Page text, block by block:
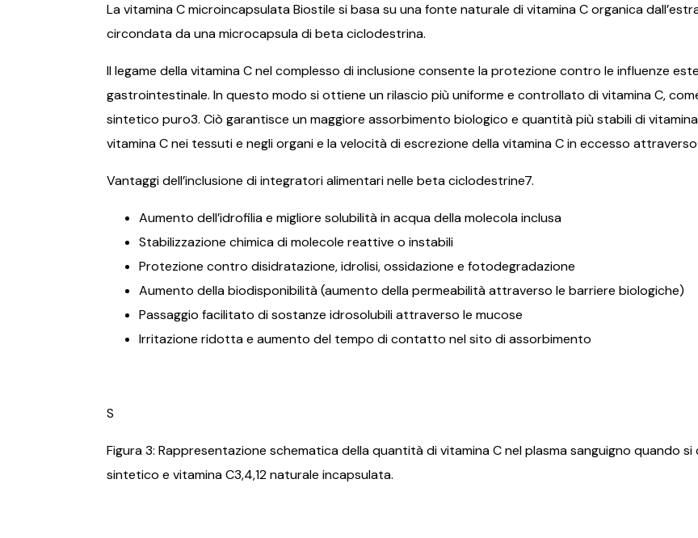
La vitamina C microincapsulata Biostile si basa su una fonte naturale di vitamina C organica
circondata da una microcapsula di beta ciclodestrina.
Il legame della vitamina C nel complesso di inclusione consente la protezione contro le influenze
gastrointestinale. In questo modo si ottiene un rilascio più uniforme e controllato di vitamina C,
sintetico puro3. Ciò garantisce un maggiore assorbimento biologico e quantità più stabili di
vitamina C nei tessuti e negli organi e la velocità di escrezione della vitamina C in eccesso
Vantaggi dell’inclusione di integratori alimentari nelle beta ciclodestrine7.
Aumento dell’idrofilia e migliore solubilità in acqua della molecola inclusa
Stabilizzazione chimica di molecole reattive o instabili
Protezione contro disidratazione, idrolisi, ossidazione e fotodegradazione
Aumento della biodisponibilità (aumento della permeabilità attraverso le barriere biologiche)
Passaggio facilitato di sostanze idrosolubili attraverso le mucose
Irritazione ridotta e aumento del tempo di contatto nel sito di assorbimento
S
Figura 3: Rappresentazione schematica della quantità di vitamina C nel plasma sanguigno quando
sintetico e vitamina C3,4,12 naturale incapsulata.